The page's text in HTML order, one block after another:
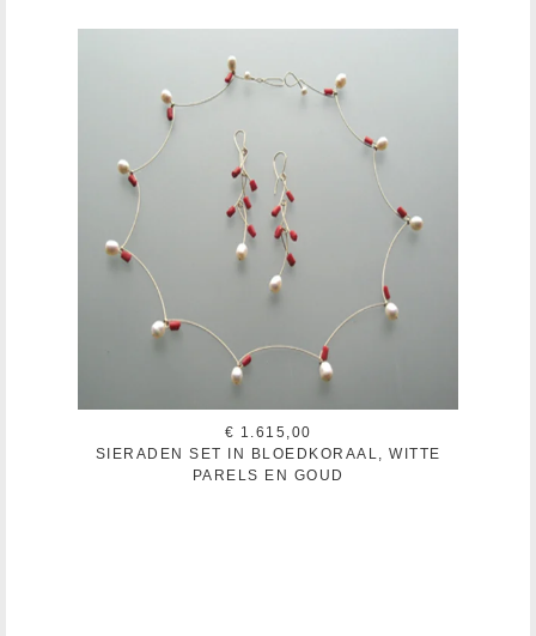
€ 1.615,00
SIERADEN SET IN BLOEDKORAAL, WITTE
PARELS EN GOUD